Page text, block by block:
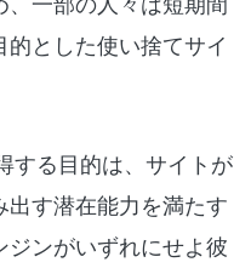
とした使い捨てサイ
する目的は、サイトが
す潜在能力を満たす
ンがいずれにせよ彼